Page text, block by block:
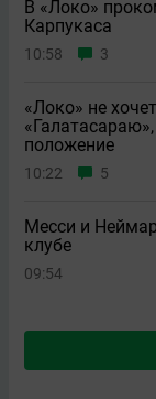
В «Локо»
Карпукаса
10:58 3
«Локо» не
положение
10:22 5
Месси и
клубе
09:54